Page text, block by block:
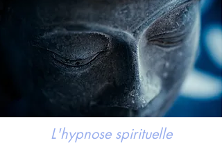
L'hypnose spirituelle